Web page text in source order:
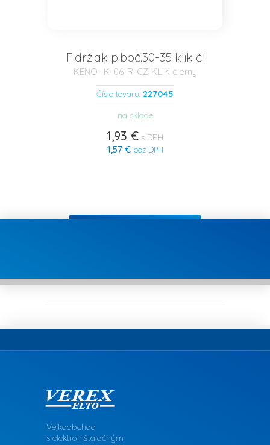
F.držiak p.boč.30-35 klik či
KENO- K-06-R-CZ KLIK čierny
Číslo tovaru: 227045
na sklade
1,93 € s DPH
1,57 €bez DPH
Veľkoobchod
s elektroinštalačným